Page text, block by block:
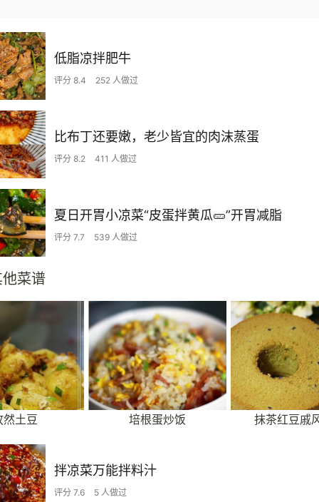
低脂凉拌肥牛
评分 8.4 252 人做过
比布丁还要嫩，老少皆宜的肉沫蒸蛋
评分 8.2 411 人做过
夏日开胃小凉菜“皮蛋拌黄瓜🥒”开胃减脂
评分 7.7 539 人做过
菜谱
然土豆 培根蛋炒饭 抹茶红豆戚
拌凉菜万能拌料汁
评分 7.6 5 人做过